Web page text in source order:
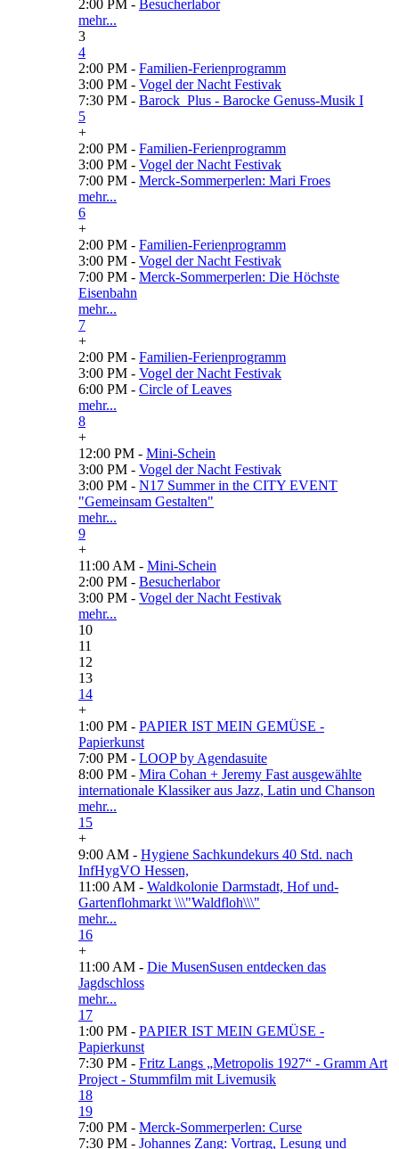
2:00 PM - Besucherlabor
mehr...
3
4
2:00 PM - Familien-Ferienprogramm
3:00 PM - Vogel der Nacht Festivak
7:30 PM - Barock_Plus - Barocke Genuss-Musik I
5
+
2:00 PM - Familien-Ferienprogramm
3:00 PM - Vogel der Nacht Festivak
7:00 PM - Merck-Sommerperlen: Mari Froes
mehr...
6
+
2:00 PM - Familien-Ferienprogramm
3:00 PM - Vogel der Nacht Festivak
7:00 PM - Merck-Sommerperlen: Die Höchste
Eisenbahn
mehr...
7
+
2:00 PM - Familien-Ferienprogramm
3:00 PM - Vogel der Nacht Festivak
6:00 PM - Circle of Leaves
mehr...
8
+
12:00 PM - Mini-Schein
3:00 PM - Vogel der Nacht Festivak
3:00 PM - N17 Summer in the CITY EVENT
"Gemeinsam Gestalten"
mehr...
9
+
11:00 AM - Mini-Schein
2:00 PM - Besucherlabor
3:00 PM - Vogel der Nacht Festivak
mehr...
10
11
12
13
14
+
1:00 PM - PAPIER IST MEIN GEMÜSE -
Papierkunst
7:00 PM - LOOP by Agendasuite
8:00 PM - Mira Cohan + Jeremy Fast ausgewählte
internationale Klassiker aus Jazz, Latin und Chanson
mehr...
15
+
9:00 AM - Hygiene Sachkundekurs 40 Std. nach
InfHygVO Hessen,
11:00 AM - Waldkolonie Darmstadt, Hof und-
Gartenflohmarkt \\\"Waldfloh\\\"
mehr...
16
+
11:00 AM - Die MusenSusen entdecken das
Jagdschloss
mehr...
17
1:00 PM - PAPIER IST MEIN GEMÜSE -
Papierkunst
7:30 PM - Fritz Langs „Metropolis 1927“ - Gramm Art
Project - Stummfilm mit Livemusik
18
19
7:00 PM - Merck-Sommerperlen: Curse
7:30 PM - Johannes Zang: Vortrag, Lesung und